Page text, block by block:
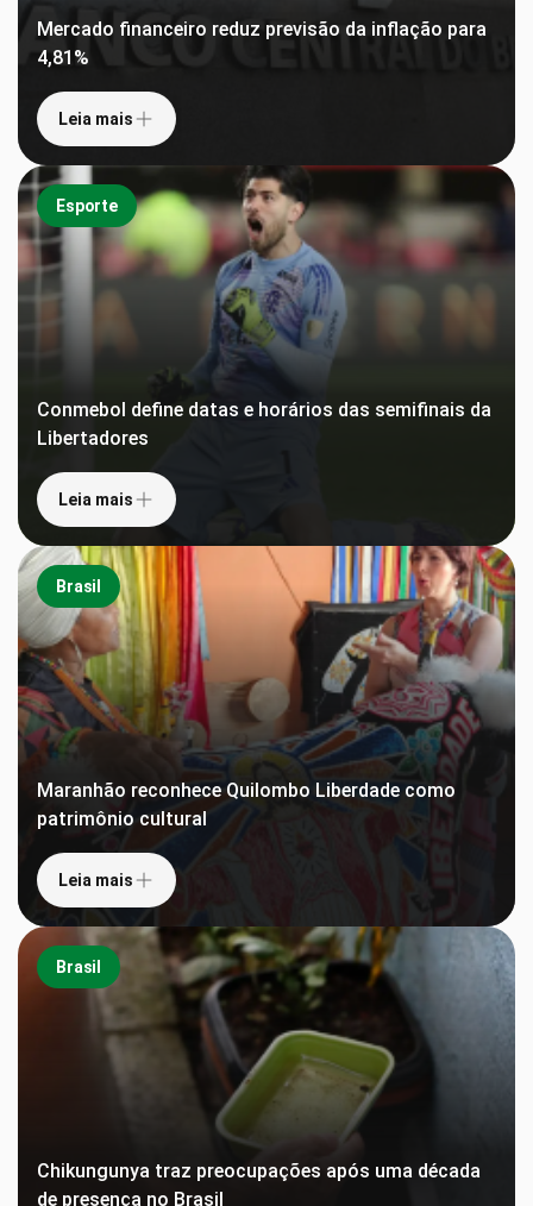
Mercado financeiro reduz previsão da inflação para
4,81%
Leia mais
Esporte
Conmebol define datas e horários das semifinais da
Libertadores
Leia mais
Brasil
Maranhão reconhece Quilombo Liberdade como
patrimônio cultural
Leia mais
Brasil
Chikungunya traz preocupações após uma década
de presença no Brasil